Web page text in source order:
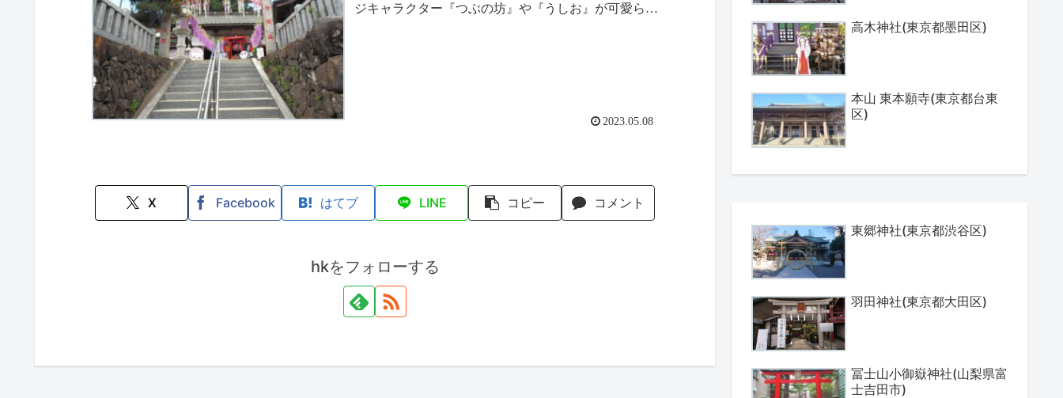
ジキャラクター『つぶの坊』や『うしお』が可愛らし
2023.05.08
X Facebook はてブ LINE コピー コメント
hkをフォローする
高木神社(東京都墨田区)
本山 東本願寺(東京都台東
区)
東郷神社(東京都渋谷区)
羽田神社(東京都大田区)
冨士山小御嶽神社(山梨県富
士吉田市)